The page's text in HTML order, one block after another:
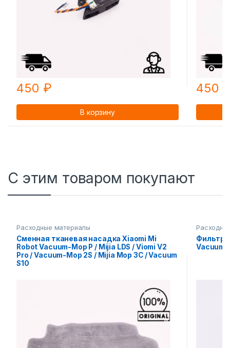
450 ₽
В корзину
450
С этим товаром покупают
Расходные материалы
Сменная тканевая насадка Xiaomi Mi
Robot Vacuum-Mop P / Mijia LDS / Viomi V2
Pro / Vacuum-Mop 2S / Mijia Mop 3C / Vacuum
S10
Фильтр
Vacuum